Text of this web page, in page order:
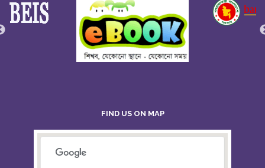
FIND US ON MAP